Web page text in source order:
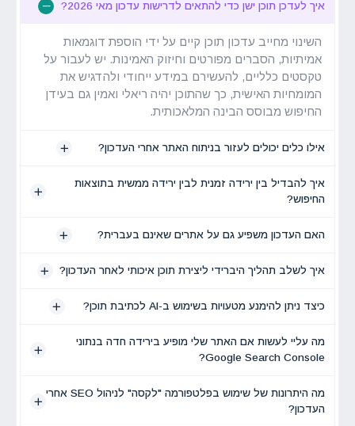
איך לעדכן תוכן ישן כדי להתאים לדרישות עדכון מאי 2026?
השינוי מחייב עדכון תוכן קיים על ידי הוספת דוגמאות
אמיתיות, הסברים מפורטים וחיזוק האמינות. יש לעבור על
טקסטים כלליים, להעשירם במידע ייחודי ולהדגיש את
המומחיות האישית, כך שהתוכן יהיה ריאלי ואמין גם בעידן
החיפוש מבוסס הבינה המלאכותית.
אילו כלים יכולים לעזור בניתוח האתר אחרי העדכון?
איך להבדיל בין ירידה זמנית לבין ירידה ממשית בתוצאות
החיפוש?
האם העדכון משפיע גם על אתרים שאינם בעברית?
איך לשלב תהליך היברידי ליצירת תוכן איכותי לאחר העדכון?
כיצד ניתן להימנע מטעויות בשימוש ב-AI לכתיבת תוכן?
מה עליי לעשות אם האתר שלי מופיע בירידה חדה בנתוני
Google Search Console?
מה היתרונות של שימוש בפלטפורמה "לקסה" לניהול SEO אחרי
העדכון?